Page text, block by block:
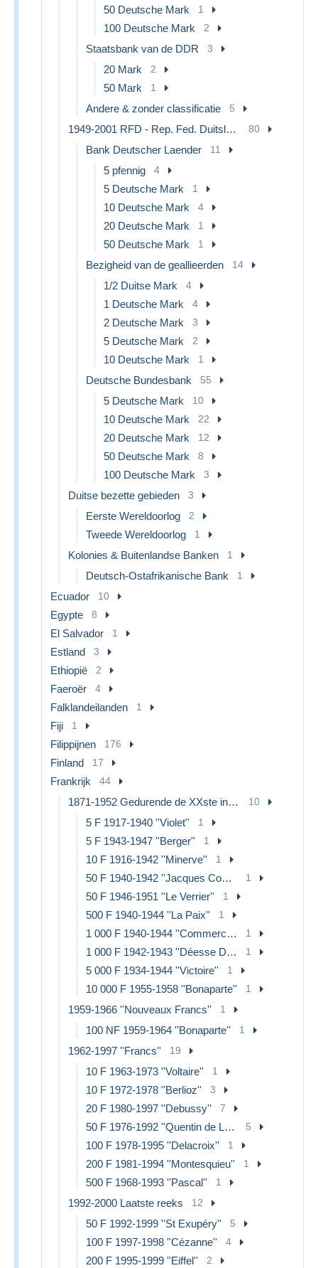
50 Deutsche Mark 1
100 Deutsche Mark 2
Staatsbank van de DDR 3
20 Mark 2
50 Mark 1
Andere & zonder classificatie 5
1949-2001 RFD - Rep. Fed. Duitsland 80
Bank Deutscher Laender 11
5 pfennig 4
5 Deutsche Mark 1
10 Deutsche Mark 4
20 Deutsche Mark 1
50 Deutsche Mark 1
Bezigheid van de geallieerden 14
1/2 Duitse Mark 4
1 Deutsche Mark 4
2 Deutsche Mark 3
5 Deutsche Mark 2
10 Deutsche Mark 1
Deutsche Bundesbank 55
5 Deutsche Mark 10
10 Deutsche Mark 22
20 Deutsche Mark 12
50 Deutsche Mark 8
100 Deutsche Mark 3
Duitse bezette gebieden 3
Eerste Wereldoorlog 2
Tweede Wereldoorlog 1
Kolonies & Buitenlandse Banken 1
Deutsch-Ostafrikanische Bank 1
Ecuador 10
Egypte 8
El Salvador 1
Estland 3
Ethiopië 2
Faeroër 4
Falklandeilanden 1
Fiji 1
Filippijnen 176
Finland 17
Frankrijk 44
1871-1952 Gedurende de XXste in omloop 10
5 F 1917-1940 ''Violet'' 1
5 F 1943-1947 ''Berger'' 1
10 F 1916-1942 ''Minerve'' 1
50 F 1940-1942 ''Jacques Coeur'' 1
50 F 1946-1951 ''Le Verrier'' 1
500 F 1940-1944 ''La Paix'' 1
1 000 F 1940-1944 ''Commerce et Industrie'' 1
1 000 F 1942-1943 ''Déesse Déméter'' 1
5 000 F 1934-1944 ''Victoire'' 1
10 000 F 1955-1958 ''Bonaparte'' 1
1959-1966 ''Nouveaux Francs'' 1
100 NF 1959-1964 ''Bonaparte'' 1
1962-1997 ''Francs'' 19
10 F 1963-1973 ''Voltaire'' 1
10 F 1972-1978 ''Berlioz'' 3
20 F 1980-1997 ''Debussy'' 7
50 F 1976-1992 ''Quentin de La Tour'' 5
100 F 1978-1995 ''Delacroix'' 1
200 F 1981-1994 ''Montesquieu'' 1
500 F 1968-1993 ''Pascal'' 1
1992-2000 Laatste reeks 12
50 F 1992-1999 ''St Exupéry'' 5
100 F 1997-1998 ''Cézanne'' 4
200 F 1995-1999 ''Eiffel'' 2